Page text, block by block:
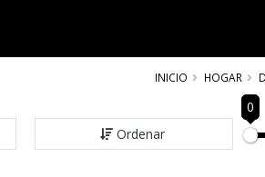
INICIO HOGAR
Ordenar
0